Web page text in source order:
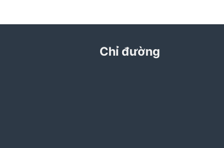
Chỉ đường